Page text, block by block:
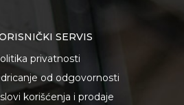
SERVIS
privatnosti
od odgovornosti
korišćenja i prodaje